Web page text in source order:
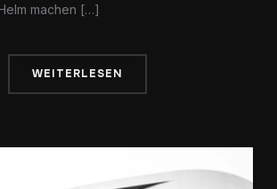
machen […]
WEITERLESEN